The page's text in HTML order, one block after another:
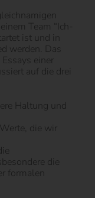
Team “Ich-
ist und in
werden. Das
einer
auf die drei
Haltung und
die wir
die
formalen